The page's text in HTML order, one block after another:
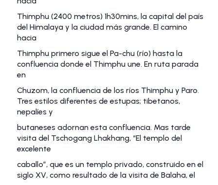
Thimphu (2400 metros) 1h30mins, la capital del país
del Himalaya y la ciudad más grande. El camino
hacia
Thimphu primero sigue el Pa-chu (río) hasta la
confluencia donde el Thimphu une. En ruta parada
en
Chuzom, la confluencia de los ríos Thimphu y Paro.
Tres estilos diferentes de estupas; tibetanos,
nepalíes y
butaneses adornan esta confluencia. Mas tarde
visita del Tschogang Lhakhang, “El templo del
excelente
caballo”, que es un templo privado, construido en el
siglo XV, como resultado de la visita de Balaha, el